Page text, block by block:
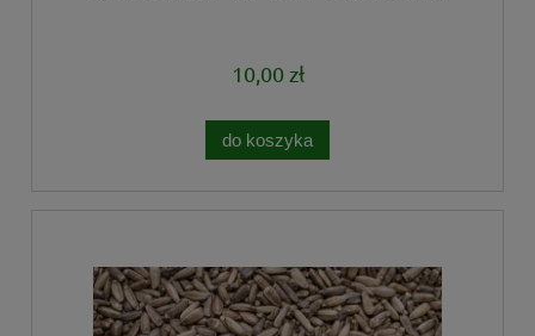
10,00 zł
do koszyka